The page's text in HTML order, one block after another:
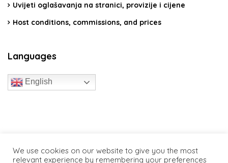
Uvijeti oglašavanja na stranici, provizije i cijene
Host conditions, commissions, and prices
Languages
English
We use cookies on our website to give you the most
relevant experience by remembering your preferences